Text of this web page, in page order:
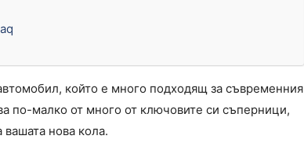
който е много подходящ за съвременния
по-малко от много от ключовите си съперници,
вашата нова кола.